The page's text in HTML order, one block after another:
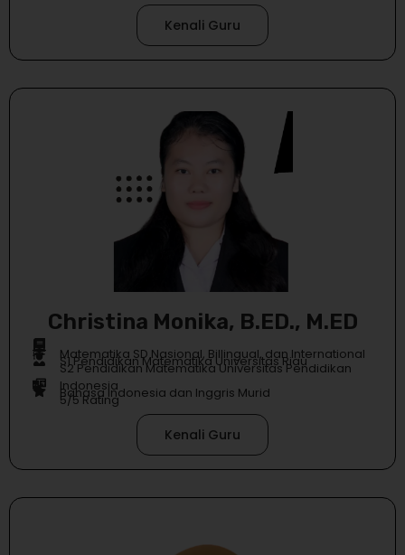
Kenali Guru
Christina Monika, B.ED., M.ED
Matematika SD Nasional, Billingual, dan International
S1 Pendidikan Matematika Universitas Riau
S2 Pendidikan Matematika Universitas Pendidikan
Indonesia
Bahasa Indonesia dan Inggris Murid
5/5 Rating
Kenali Guru